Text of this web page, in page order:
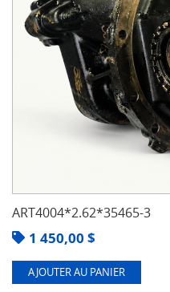
ART4004*2.62*35465-3
1 450,00 $
AJOUTER AU PANIER